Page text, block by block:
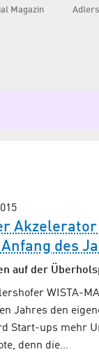
Magazin
des
auf der
WISTA-
Jahres den
Start-ups mehr
denn die…